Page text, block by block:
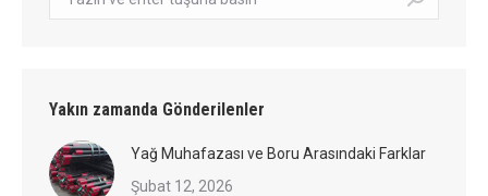
Yakın zamanda Gönderilenler
Yağ Muhafazası ve Boru Arasındaki Farklar
Şubat 12, 2026